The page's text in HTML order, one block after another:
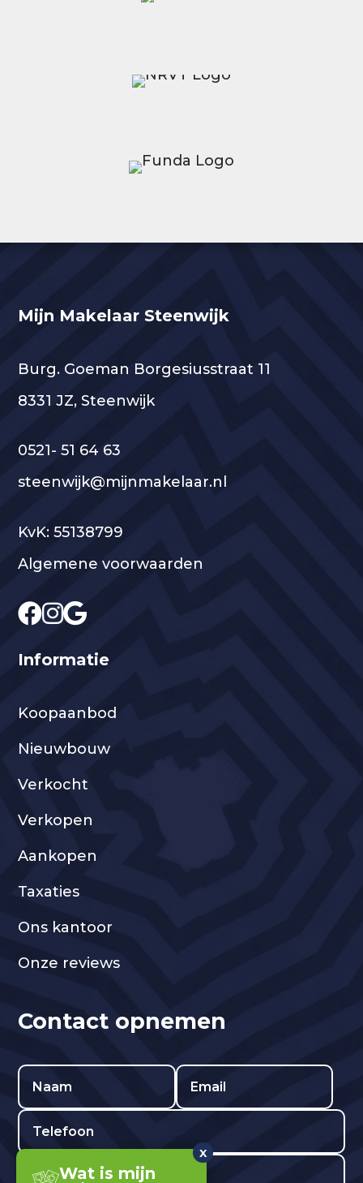
Mijn Makelaar Steenwijk
Burg. Goeman Borgesiusstraat 11
8331 JZ, Steenwijk
0521- 51 64 63
steenwijk@mijnmakelaar.nl
KvK: 55138799
Algemene voorwaarden
Informatie
Koopaanbod
Nieuwbouw
Verkocht
Verkopen
Aankopen
Taxaties
Ons kantoor
Onze reviews
Contact opnemen
Wat is mijn
X